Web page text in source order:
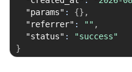
"params" : {} ,
"referrer" : "" ,
"status" :
"success"
}